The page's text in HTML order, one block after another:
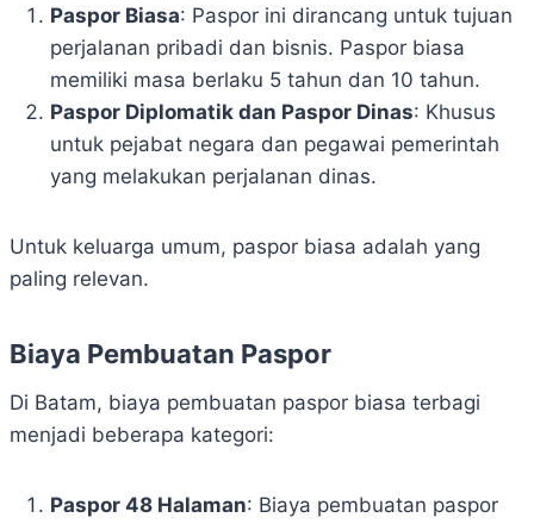
Paspor Biasa: Paspor ini dirancang untuk tujuan
perjalanan pribadi dan bisnis. Paspor biasa
memiliki masa berlaku 5 tahun dan 10 tahun.
Paspor Diplomatik dan Paspor Dinas: Khusus
untuk pejabat negara dan pegawai pemerintah
yang melakukan perjalanan dinas.
Untuk keluarga umum, paspor biasa adalah yang
paling relevan.
Biaya Pembuatan Paspor
Di Batam, biaya pembuatan paspor biasa terbagi
menjadi beberapa kategori:
Paspor 48 Halaman: Biaya pembuatan paspor